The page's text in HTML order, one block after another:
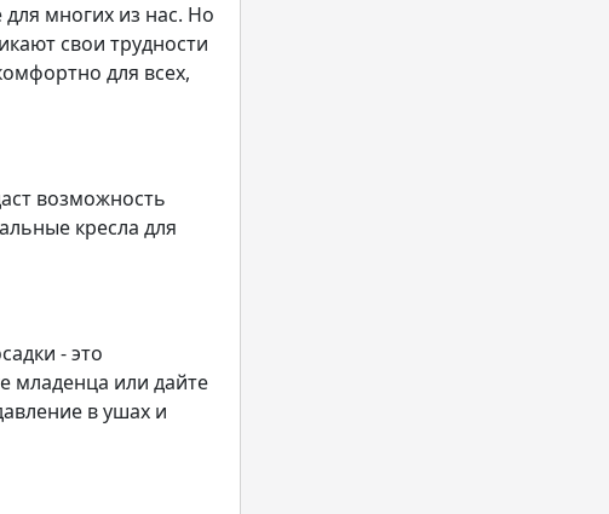
многих из нас. Но
свои трудности
для всех,
возможность
кресла для
- это
младенца или дайте
в ушах и